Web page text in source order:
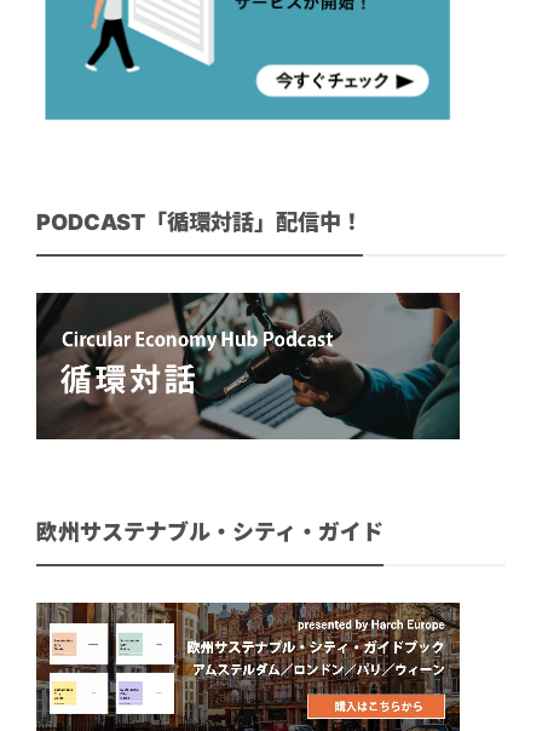
PODCAST「循環対話」配信中！
欧州サステナブル・シティ・ガイド